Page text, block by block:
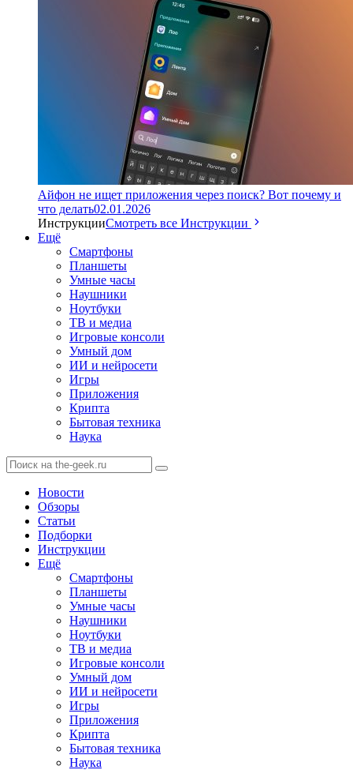
Айфон не ищет приложения через поиск? Вот почему и
что делать02.01.2026
ИнструкцииСмотреть все Инструкции
Ещё
Смартфоны
Планшеты
Умные часы
Наушники
Ноутбуки
ТВ и медиа
Игровые консоли
Умный дом
ИИ и нейросети
Игры
Приложения
Крипта
Бытовая техника
Наука
Новости
Обзоры
Статьи
Подборки
Инструкции
Ещё
Смартфоны
Планшеты
Умные часы
Наушники
Ноутбуки
ТВ и медиа
Игровые консоли
Умный дом
ИИ и нейросети
Игры
Приложения
Крипта
Бытовая техника
Наука